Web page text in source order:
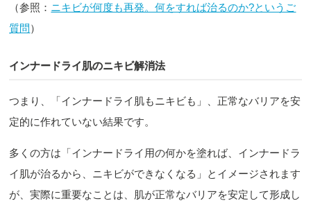
（参照： ニキビが何度も再発。何をすれば治るのか?というご
質問 ）
インナードライ肌のニキビ解消法
つまり、「インナードライ肌もニキビも」、正常なバリアを安
定的に作れていない結果です。
多くの方は「インナードライ用の何かを塗れば、インナードラ
イ肌が治るから、ニキビができなくなる」とイメージされます
が、実際に重要なことは、肌が正常なバリアを安定して形成し